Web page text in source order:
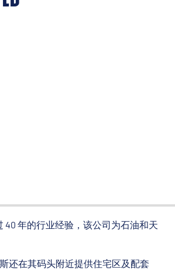
年的行业经验，该公司为石油和天
还在其码头附近提供住宅区及配套